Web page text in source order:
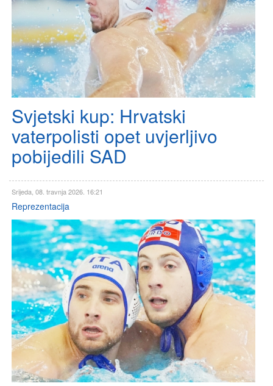
Svjetski kup: Hrvatski
vaterpolisti opet uvjerljivo
pobijedili SAD
Srijeda, 08. travnja 2026. 16:21
Reprezentacija